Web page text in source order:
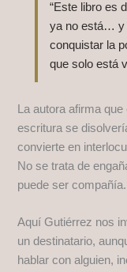
“Este libro es
ya no está… y
conquistar la
que solo está
La autora afirma
escritura se
convierte en
No se trata de
puede ser compañía.
Aquí Gutiérrez nos
un destinatario,
hablar con alguien,